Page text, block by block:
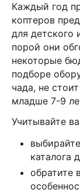
Каждый год
коптеров
для детского
порой они
некоторые
подборе
чада, не
младше 7-9
Учитывайте
каталога
обратите